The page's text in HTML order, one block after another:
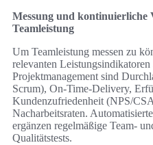
Messung und kontinuierliche
Teamleistung
Um Teamleistung messen zu
relevanten
Projektmanagement sind
Scrum), On-Time-Delivery,
Kundenzufriedenheit (NPS/
Nacharbeitsraten.
ergänzen regelmäßige Team-
Qualitätstests.